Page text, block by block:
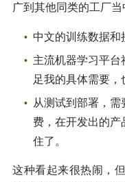
广到其他同类的工厂
中文的训练数据和
主流机器学习平
足我的具体需要，
从测试到部署，需
费，在开发出的
住了。
这种看起来很热闹，